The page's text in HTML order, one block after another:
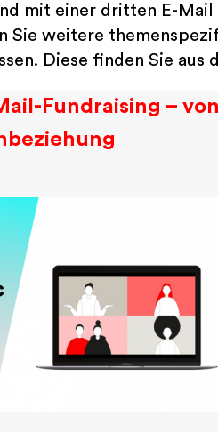
mit einer dritten E-
Sie weitere
Diese finden Sie
Fundraising –